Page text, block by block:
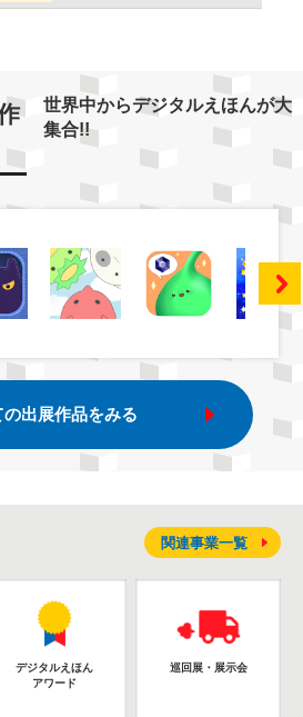
世界中からデジタルえほんが大
集合!!
の出展作品をみる
デジタルえほん
アワード
巡回展・展示会
関連事業一覧